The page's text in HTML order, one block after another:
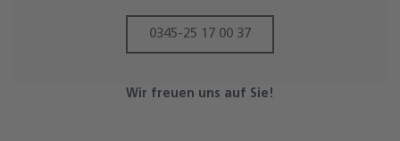
0345-25 17 00 37
Wir freuen uns auf Sie!